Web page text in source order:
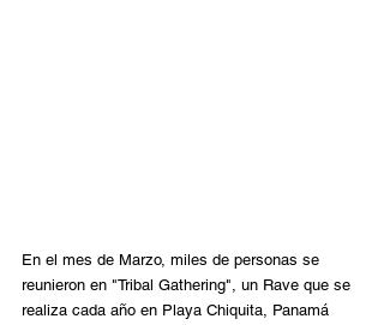
En el mes de Marzo, miles de personas se
reunieron en "Tribal Gathering", un Rave que se
realiza cada año en Playa Chiquita, Panamá